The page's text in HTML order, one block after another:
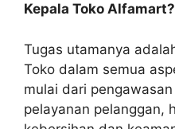
Kepala Toko Alfamart?
Tugas utamanya
Toko dalam semua
mulai dari
pelayanan pelanggan,